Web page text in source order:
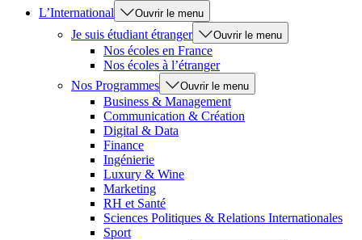
L’International
Ouvrir le menu
Je suis étudiant étranger Ouvrir le menu
Nos écoles en France
Nos écoles à l’étranger
Nos Programmes
Ouvrir le menu
Business & Management
Communication & Création
Digital & Data
Finance
Ingénierie
Luxury & Wine
Marketing
RH et Santé
Sciences Politiques & Relations Internationales
Sport